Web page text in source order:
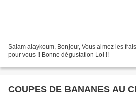
Salam alaykoum, Bonjour, Vous aimez les
pour vous !! Bonne dégustation Lol !!
COUPES DE BANANES AU